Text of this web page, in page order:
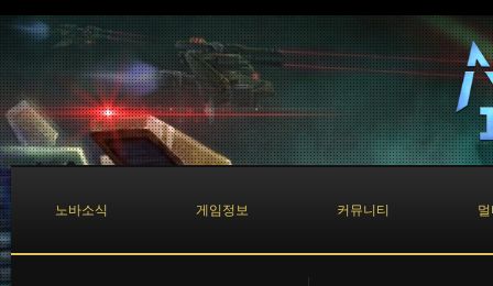
노바소식 게임정보 커뮤니티
Sketchbook5, 스케치북5
Sketchbook5, 스케치북5